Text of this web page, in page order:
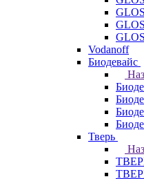
Vodanoff
Биодевайс
Тверь